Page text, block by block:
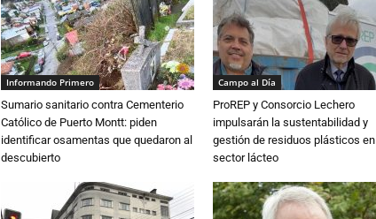
Informando Primero
Sumario sanitario contra Cementerio
Católico de Puerto Montt: piden
identificar osamentas que quedaron al
descubierto
Campo al Día
ProREP y Consorcio Lechero
impulsarán la sustentabilidad y
gestión de residuos plásticos en
sector lácteo